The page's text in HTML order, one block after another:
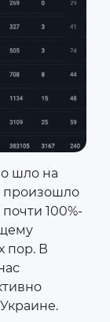
шло на
произошло
100%-
пор. В